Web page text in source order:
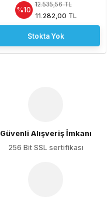
%10
12.535,56 TL
11.282,00 TL
Stokta Yok
Güvenli Alışveriş İmkanı
256 Bit SSL sertifikası